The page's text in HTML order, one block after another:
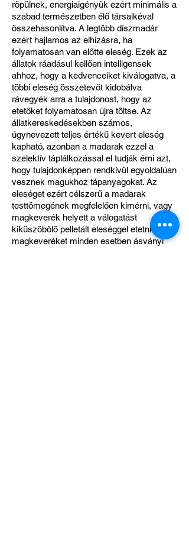
röpülnek, energiaigényük ezért minimális a
szabad természetben élő társaikéval
összehasonlítva. A legtöbb díszmadár
ezért hajlamos az elhízásra, ha
folyamatosan van előtte eleség. Ezek az
állatok ráadásul kellően intelligensek
ahhoz, hogy a kedvenceiket kiválogatva, a
többi eleség összetevőt kidobálva
rávegyék arra a tulajdonost, hogy az
etetőket folyamatosan újra töltse. Az
állatkereskedésekben számos,
úgynevezett teljes értékű kevert eleség
kapható, azonban a madarak ezzel a
szelektív táplálkozással el tudják érni azt,
hogy tulajdonképpen rendkívül egyoldalúan
vesznek magukhoz tápanyagokat. Az
eleséget ezért célszerű a madarak
testtömegének megfelelően kimérni, vagy
magkeverék helyett a válogatást
kiküszöbölő pelletált eleséggel etetni. A
magkeveréket minden esetben ásványi